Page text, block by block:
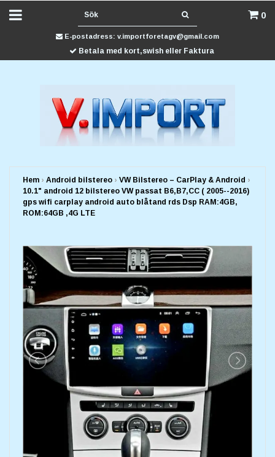
0
E-postadress: v.importforetagv@gmail.com
Betala med kort,swish eller Faktura
Hem › Android bilstereo › VW Bilstereo – CarPlay & Android ›
10.1" android 12 bilstereo VW passat B6,B7,CC ( 2005--2016)
gps wifi carplay android auto blåtand rds Dsp RAM:4GB,
ROM:64GB ,4G LTE